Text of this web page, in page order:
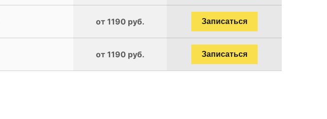
от 1190 руб. Записаться
от 1190 руб. Записаться